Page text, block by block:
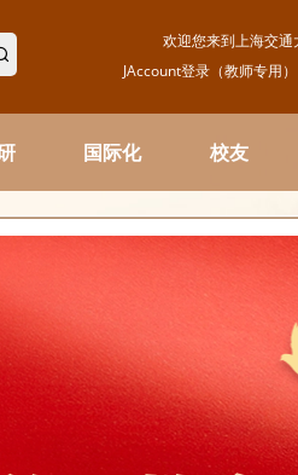
欢迎您来到上海交通
JAccount登录（教师专用）
国际化 校友